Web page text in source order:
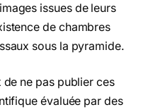
issues de leurs
de chambres
sous la pyramide.
ne pas publier ces
évaluée par des